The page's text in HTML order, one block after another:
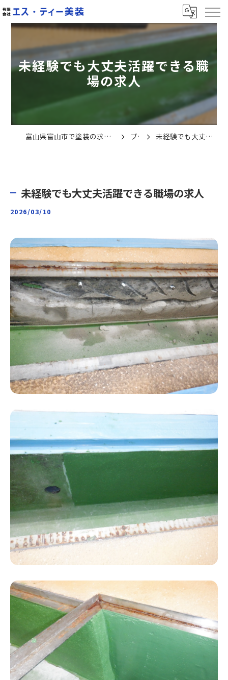
未経験でも大丈夫活躍できる職
場の求人
富山県富山市で塗装の求人なら有限会社エス・ティー美装 ブログ 未経験でも大丈夫活躍できる職場の求人
未経験でも大丈夫活躍できる職場の求人
2026/03/10